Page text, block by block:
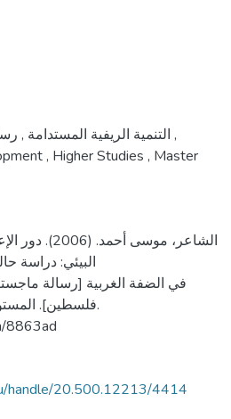
التنمية الريفية المستدامة ,
,
, Higher Studies , Master
الشاعر، موسى
البيئي: دراسة
في الضفة الغربية [رسالة
فلسطين].
8863ad
handle/20.500.12213/4414